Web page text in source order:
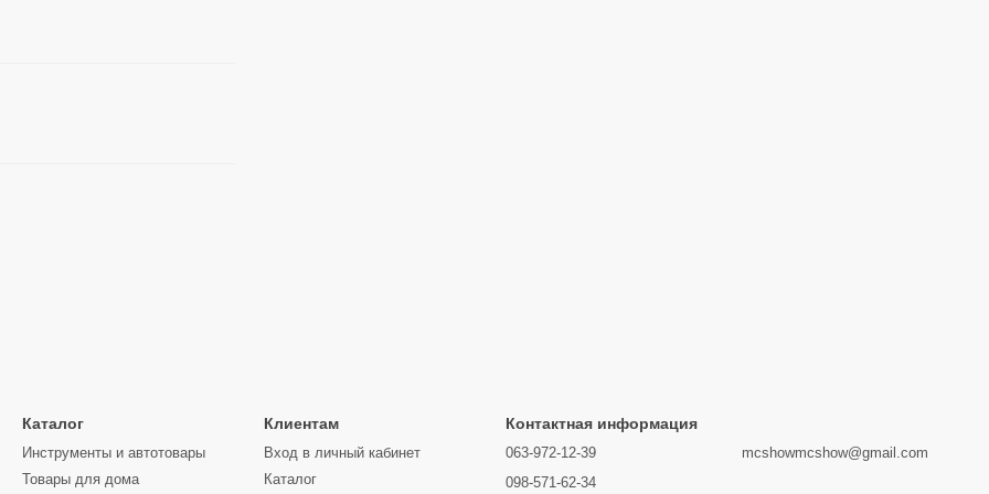
Каталог
Инструменты и автотовары
Товары для дома
Клиентам
Вход в личный кабинет
Каталог
Контактная информация
063-972-12-39
098-571-62-34
mcshowmcshow@gmail.com